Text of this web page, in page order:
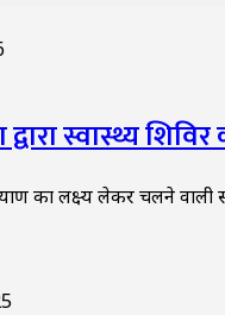
स्वास्थ्य
का लक्ष्य लेकर चलने